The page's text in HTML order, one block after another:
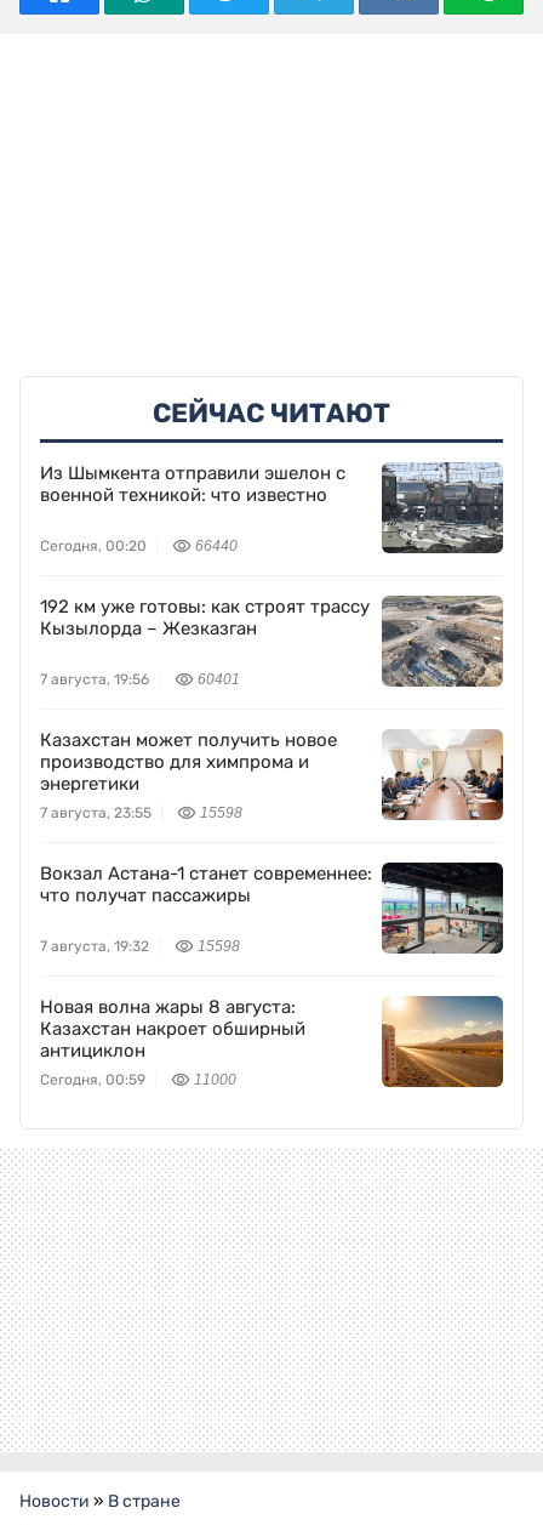
СЕЙЧАС ЧИТАЮТ
Из Шымкента отправили эшелон с
военной техникой: что известно
Сегодня, 00:20 66440
192 км уже готовы: как строят трассу
Кызылорда – Жезказган
7 августа, 19:56 60401
Казахстан может получить новое
производство для химпрома и
энергетики
7 августа, 23:55 15598
Вокзал Астана-1 станет современнее:
что получат пассажиры
7 августа, 19:32 15598
Новая волна жары 8 августа:
Казахстан накроет обширный
антициклон
Сегодня, 00:59 11000
Новости » В стране